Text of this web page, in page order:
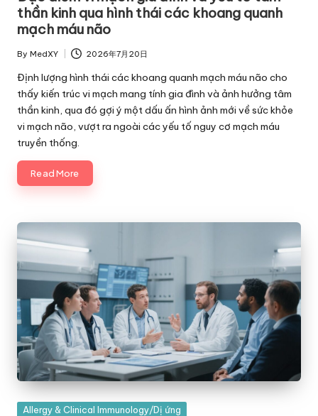
thần kinh qua hình thái các khoang quanh
mạch máu não
Posted
by
By MedXY 2026年7月20日
Định lượng hình thái các khoang quanh mạch máu não cho
thấy kiến trúc vi mạch mang tính gia đình và ảnh hưởng tâm
thần kinh, qua đó gợi ý một dấu ấn hình ảnh mới về sức khỏe
vi mạch não, vượt ra ngoài các yếu tố nguy cơ mạch máu
truyền thống.
Read More
Posted
Allergy & Clinical Immunology/Dị ứng